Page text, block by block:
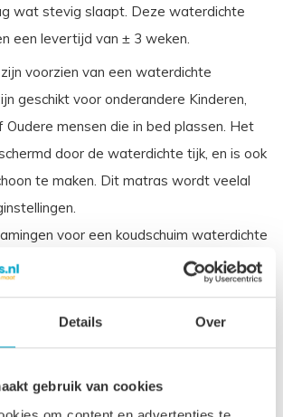
Details Over
gebruik van cookies
wat stevig slaapt. Deze waterdichte
een levertijd van ± 3 weken.
voorzien van een waterdichte
geschikt voor onderandere Kinderen,
Oudere mensen die in bed plassen. Het
door de waterdichte tijk, en is ook
te maken. Dit matras wordt veelal
voor een koudschuim waterdichte
matras, Zorgmatras, Vloeistofdicht
materiaal, kunnen matrassen tot
Maatwerk matrassen zijn niet
productie kost 3-4 weken tijd. Voor onze